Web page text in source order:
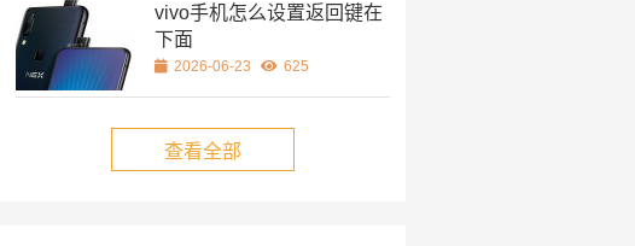
vivo手机怎么设置返回键在
下面
2026-06-23 625
查看全部